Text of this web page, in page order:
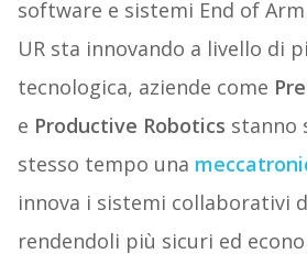
software e sistemi End of
UR sta innovando a livello di
tecnologica, aziende come
e Productive Robotics stanno
stesso tempo una
innova i sistemi collaborativi
rendendoli più sicuri ed